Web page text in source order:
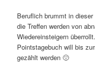
Beruflich brummt in
die Treffen werden von
Wiedereinsteigern
Pointstagebuch will bis
gezählt werden 🙁